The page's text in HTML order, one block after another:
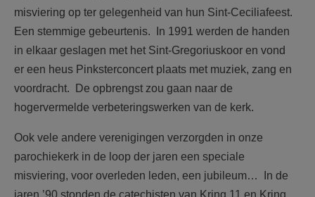
misviering op ter gelegenheid van hun Sint-Ceciliafeest.
Een stemmige gebeurtenis. In 1991 werden de handen
in elkaar geslagen met het Sint-Gregoriuskoor en vond
er een heus Pinksterconcert plaats met muziek, zang en
voordracht. De opbrengst zou gaan naar de
hogervermelde verbeteringswerken van de kerk.
Ook vele andere verenigingen verzorgden in onze
parochiekerk in de loop der jaren een speciale
misviering, voor overleden leden, een jubileum… In de
jaren ’90 stonden de catechisten van Kring 11 en Kring